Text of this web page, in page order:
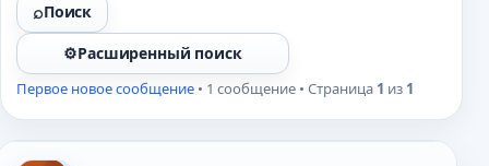
Поиск
Расширенный поиск
Первое новое сообщение • 1 сообщение • Страница 1 из 1